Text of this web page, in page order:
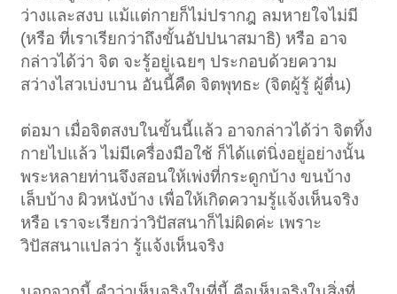
ว่างและสงบ แม้แต่กายก็ไม่ปรากฎ ลมหายใจไม่มี
(หรือ ที่เราเรียกว่าถึงขั้นอัปปนาสมาธิ) หรือ อาจ
กล่าวได้ว่า จิต จะรู้อยู่เฉยๆ ประกอบด้วยความ
สว่างไสวเบ่งบาน อันนี้คืด จิตพุทธะ (จิตผู้รู้ ผู้ตื่น)
ต่อมา เมื่อจิตสงบในขั้นนี้แล้ว อาจกล่าวได้ว่า จิตทิ้ง
กายไปแล้ว ไม่มีเครื่องมือใช้ ก็ได้แต่นิ่งอยู่อย่างนั้น
พระหลายท่านจึงสอนให้เพ่งที่กระดูกบ้าง ขนบ้าง
เล็บบ้าง ผิวหนังบ้าง เพื่อให้เกิดความรู้แจ้งเห็นจริง
หรือ เราจะเรียกว่าวิปัสสนาก็ไม่ผิดค่ะ เพราะ
วิปัสสนาแปลว่า รู้แจ้งเห็นจริง